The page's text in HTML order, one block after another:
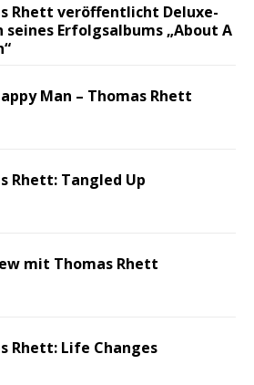
Rhett veröffentlicht Deluxe-
seines Erfolgsalbums „About A
Man – Thomas Rhett
Rhett: Tangled Up
mit Thomas Rhett
Rhett: Life Changes